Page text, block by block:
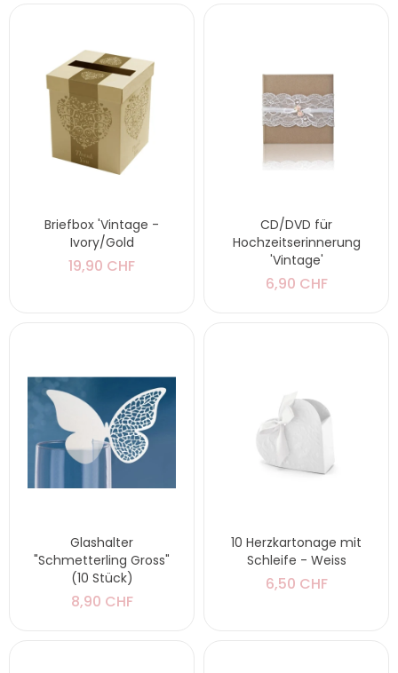
Briefbox 'Vintage -
Ivory/Gold
19,90 CHF
CD/DVD für
Hochzeitserinnerung
'Vintage'
6,90 CHF
Glashalter
"Schmetterling Gross"
(10 Stück)
8,90 CHF
10 Herzkartonage mit
Schleife - Weiss
6,50 CHF